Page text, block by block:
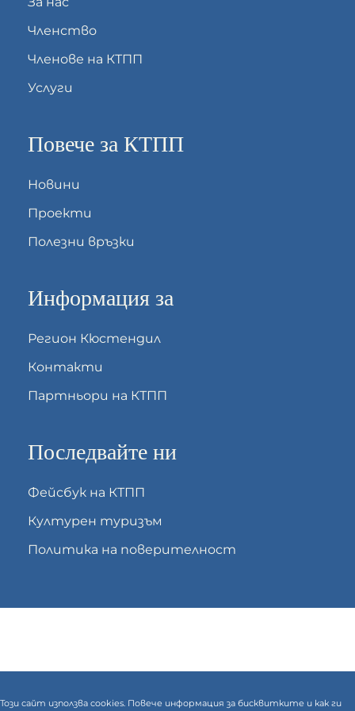
Членство
Членове на КТПП
Услуги
Повече за КТПП
Новини
Проекти
Полезни връзки
Информация за
Регион Кюстендил
Контакти
Партньори на КТПП
Последвайте ни
Фейсбук на КТПП
Културен туризъм
Политика на поверителност
Този сайт използва cookies. Повече информация за бисквитките и как ги